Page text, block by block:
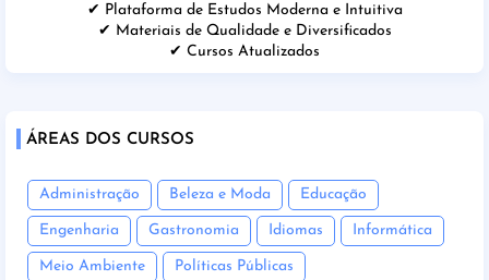
✔ Plataforma de Estudos Moderna e Intuitiva
✔ Materiais de Qualidade e Diversificados
✔ Cursos Atualizados
ÁREAS DOS CURSOS
Administração Beleza e Moda Educação
Engenharia Gastronomia Idiomas Informática
Meio Ambiente Políticas Públicas